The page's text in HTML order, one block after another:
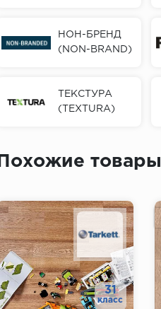
НОН-БРЕНД
(NON-BRAND)
ТЕКСТУРА
(TEXTURA)
Похожие товары
31
класс